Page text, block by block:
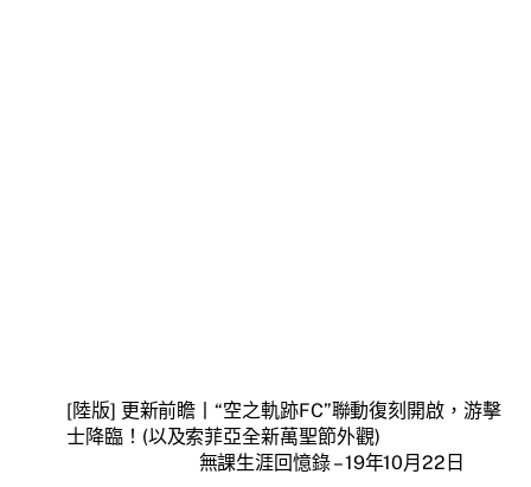
[陸版] 更新前瞻丨“空之軌跡FC”聯動復刻開啟，游擊
士降臨！(以及索菲亞全新萬聖節外觀)
無課生涯回憶錄 – 19年10月22日